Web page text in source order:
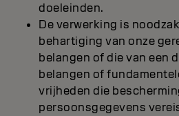
doeleinden.
De verwerking is
behartiging van onze
belangen of die van een
belangen of
vrijheden die
persoonsgegevens